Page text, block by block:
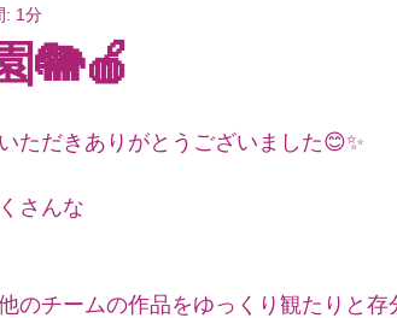
無題のカテゴリー
🐘🍎
: 1分
ただきありがとうございました😊✨
さんな
のチームの作品をゆっくり観たりと存